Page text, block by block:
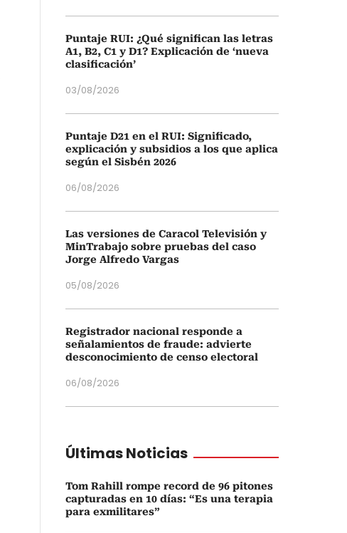
Puntaje RUI: ¿Qué significan las letras
A1, B2, C1 y D1? Explicación de ‘nueva
clasificación’
03/08/2026
Puntaje D21 en el RUI: Significado,
explicación y subsidios a los que aplica
según el Sisbén 2026
06/08/2026
Las versiones de Caracol Televisión y
MinTrabajo sobre pruebas del caso
Jorge Alfredo Vargas
05/08/2026
Registrador nacional responde a
señalamientos de fraude: advierte
desconocimiento de censo electoral
06/08/2026
Últimas Noticias
Tom Rahill rompe record de 96 pitones
capturadas en 10 días: “Es una terapia
para exmilitares”